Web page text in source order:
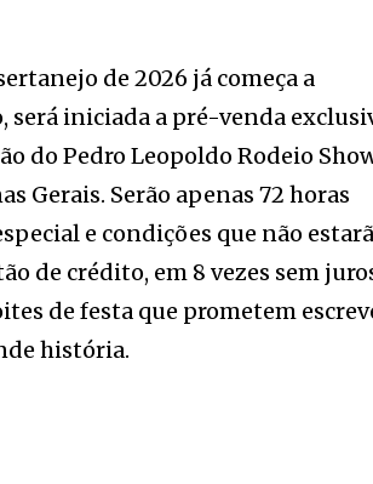
de 2026 já começa a
será iniciada a pré-venda
do Pedro Leopoldo Rodeio
Gerais. Serão apenas 72 horas
e condições que não
de crédito, em 8 vezes sem
de festa que prometem
história.